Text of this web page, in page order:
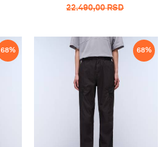
22.490,00RSD
68% 68%